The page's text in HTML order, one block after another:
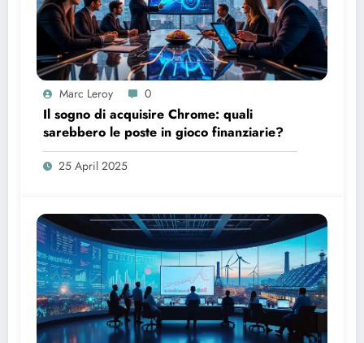
Marc Leroy 0
Il sogno di acquisire Chrome: quali
sarebbero le poste in gioco finanziarie?
25 April 2025